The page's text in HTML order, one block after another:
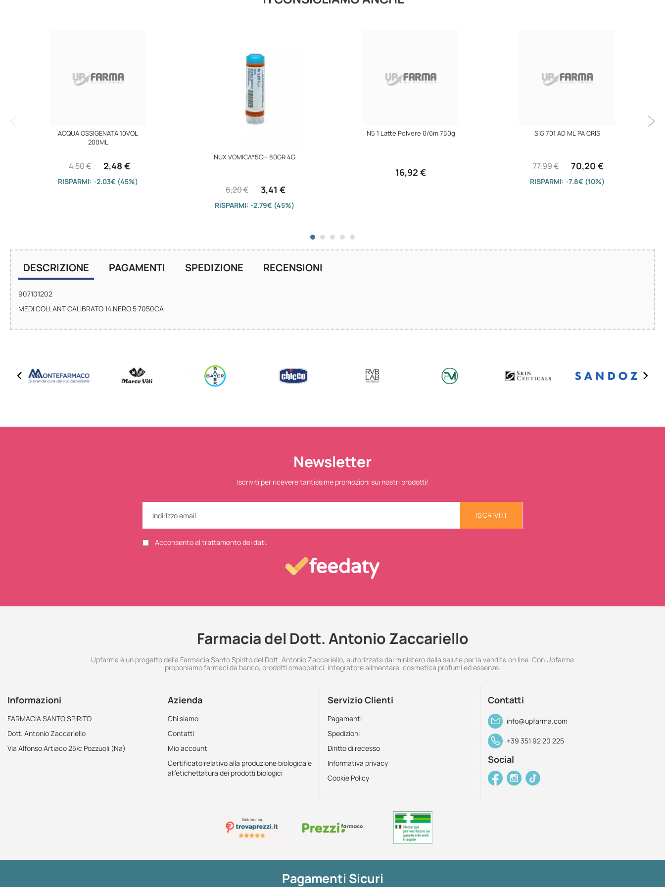
ACQUA OSSIGENATA 10VOL
200ML
2,48 €
4,50 €
RISPARMI: -2.03€ (45%)
NUX VOMICA*5CH 80GR 4G
3,41 €
6,20 €
RISPARMI: -2.79€ (45%)
N5 1 Latte Polvere 0/6m 750g
16,92 €
SIG 701 AD ML PA CRIS
70,20 €
77,99 €
RISPARMI: -7.8€ (10%)
DESCRIZIONE
907101202
MEDI COLLANT CALIBRATO 14 NERO 5 7050CA
PAGAMENTI SPEDIZIONE RECENSIONI
Newsletter
Iscriviti per ricevere tantissime promozioni sui nostri prodotti!
ISCRIVITI
Acconsento al trattamento dei dati.
Farmacia del Dott. Antonio Zaccariello
Upfarma è un progetto della Farmacia Santo Spirito del Dott. Antonio Zaccariello, autorizzata dal ministero della salute per la vendita on line. Con Upfarma
proponiamo farmaci da banco, prodotti omeopatici, integratore alimentare, cosmetica profumi ed essenze.
Informazioni
FARMACIA SANTO SPIRITO
Dott. Antonio Zaccariello
Via Alfonso Artiaco 25/c Pozzuoli (Na)
Azienda
Chi siamo
Contatti
Mio account
Certificato relativo alla produzione biologica e
all'etichettatura dei prodotti biologici
Servizio Clienti
Pagamenti
Spedizioni
Diritto di recesso
Informativa privacy
Cookie Policy
Contatti
info@upfarma.com
+39 351 92 20 225
Social
Pagamenti Sicuri